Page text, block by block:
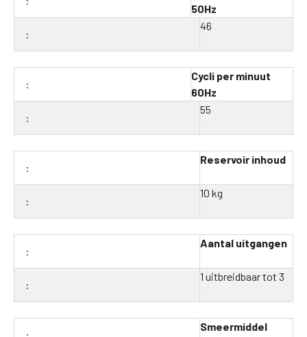
50Hz
46
Cycli per minuut
60Hz
55
Reservoir inhoud
10 kg
Aantal uitgangen
1 uitbreidbaar tot 3
Smeermiddel